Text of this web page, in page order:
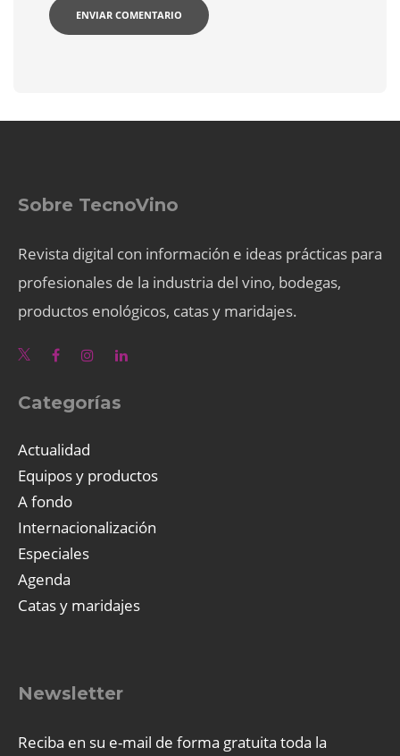
Sobre TecnoVino
Revista digital con información e ideas prácticas para
profesionales de la industria del vino, bodegas,
productos enológicos, catas y maridajes.
Categorías
Actualidad
Equipos y productos
A fondo
Internacionalización
Especiales
Agenda
Catas y maridajes
Newsletter
Reciba en su e-mail de forma gratuita toda la